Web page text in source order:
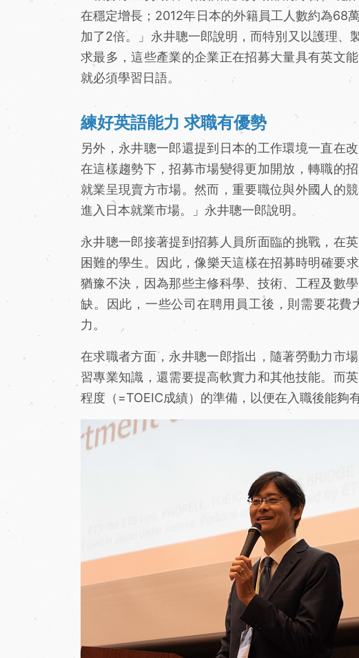
在穩定增長；2012年日本的外籍員工人數約為68
加了2倍。」永井聰一郎說明，而特別又以護理、
求最多，這些產業的企業正在招募大量具有英文
就必須學習日語。
練好英語能力 求職有優勢
另外，永井聰一郎還提到日本的工作環境一直在
在這樣趨勢下，招募市場變得更加開放，轉職的
就業呈現賣方市場。然而，重要職位與外國人的
進入日本就業市場。」永井聰一郎說明。
永井聰一郎接著提到招募人員所面臨的挑戰，在
困難的學生。因此，像樂天這樣在招募時明確要
猶豫不決，因為那些主修科學、技術、工程及數
缺。因此，一些公司在聘用員工後，則需要花
力。
在求職者方面，永井聰一郎指出，隨著勞動力市
習專業知識，還需要提高軟實力和其他技能。而
程度（=TOEIC成績）的準備，以便在入職後能夠